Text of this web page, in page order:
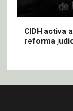
CIDH activa
reforma